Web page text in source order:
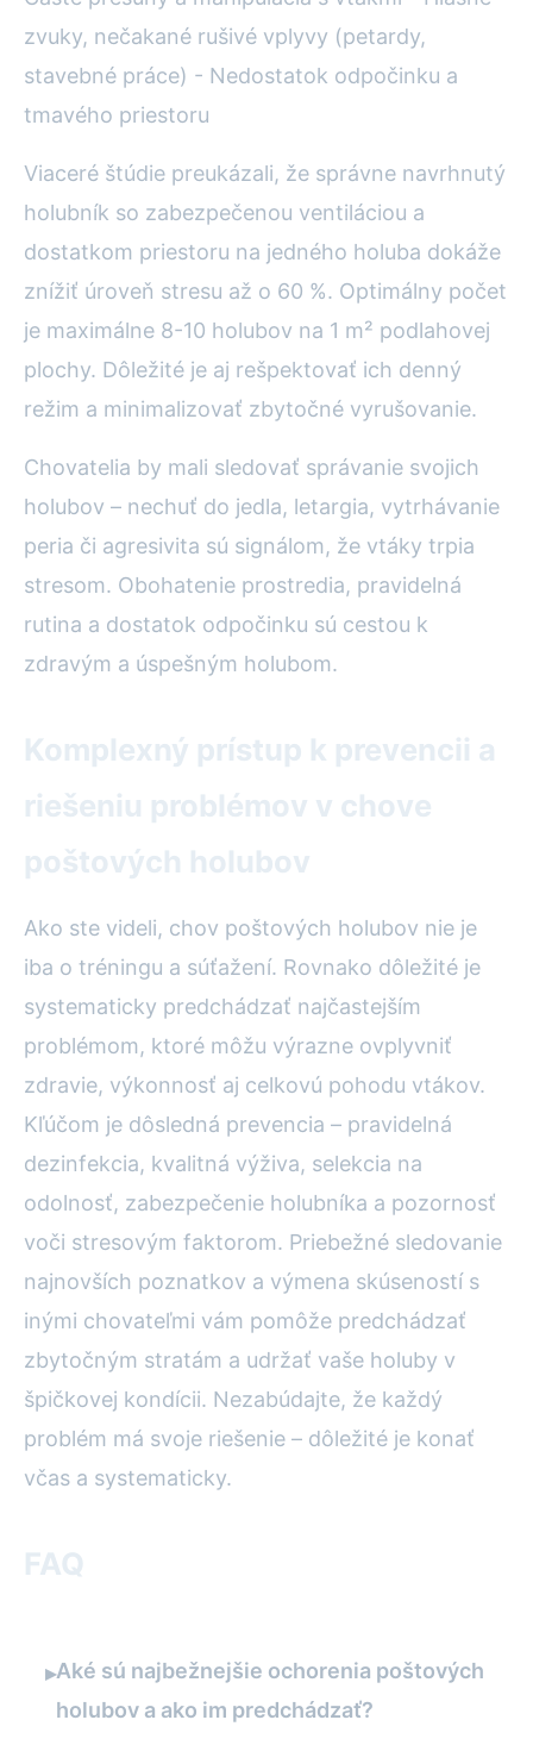
zvuky, nečakané rušivé vplyvy (petardy,
stavebné práce) - Nedostatok odpočinku a
tmavého priestoru
Viaceré štúdie preukázali, že správne navrhnutý
holubník so zabezpečenou ventiláciou a
dostatkom priestoru na jedného holuba dokáže
znížiť úroveň stresu až o 60 %. Optimálny počet
je maximálne 8-10 holubov na 1 m² podlahovej
plochy. Dôležité je aj rešpektovať ich denný
režim a minimalizovať zbytočné vyrušovanie.
Chovatelia by mali sledovať správanie svojich
holubov – nechuť do jedla, letargia, vytrhávanie
peria či agresivita sú signálom, že vtáky trpia
stresom. Obohatenie prostredia, pravidelná
rutina a dostatok odpočinku sú cestou k
zdravým a úspešným holubom.
Komplexný prístup k prevencii a
riešeniu problémov v chove
poštových holubov
Ako ste videli, chov poštových holubov nie je
iba o tréningu a súťažení. Rovnako dôležité je
systematicky predchádzať najčastejším
problémom, ktoré môžu výrazne ovplyvniť
zdravie, výkonnosť aj celkovú pohodu vtákov.
Kľúčom je dôsledná prevencia – pravidelná
dezinfekcia, kvalitná výživa, selekcia na
odolnosť, zabezpečenie holubníka a pozornosť
voči stresovým faktorom. Priebežné sledovanie
najnovších poznatkov a výmena skúseností s
inými chovateľmi vám pomôže predchádzať
zbytočným stratám a udržať vaše holuby v
špičkovej kondícii. Nezabúdajte, že každý
problém má svoje riešenie – dôležité je konať
včas a systematicky.
FAQ
▸Aké sú najbežnejšie ochorenia poštových
holubov a ako im predchádzať?